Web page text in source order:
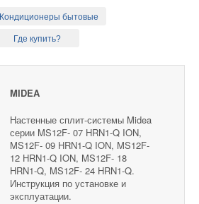
Кондиционеры бытовые
Где купить?
MIDEA
Настенные сплит-системы Midea
серии MS12F- 07 HRN1-Q ION,
MS12F- 09 HRN1-Q ION, MS12F-
12 HRN1-Q ION, MS12F- 18
HRN1-Q, MS12F- 24 HRN1-Q.
Инструкция по установке и
эксплуатации.